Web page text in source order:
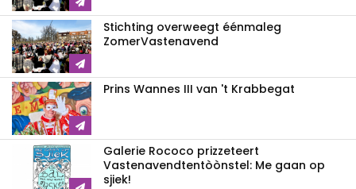
Stichting overweegt éénmaleg
ZomerVastenavend
Prins Wannes III van 't Krabbegat
Galerie Rococo prizzeteert
Vastenavend­tentòònstel: Me gaan op
sjiek!